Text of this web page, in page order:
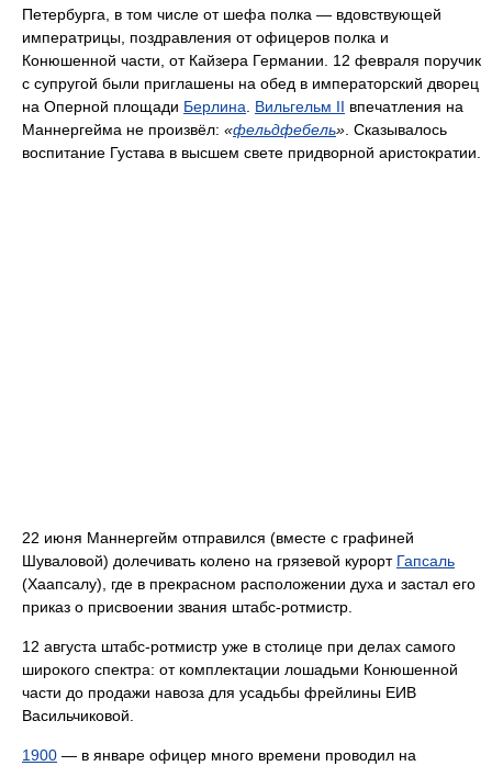
Петербурга, в том числе от шефа полка — вдовствующей
императрицы, поздравления от офицеров полка и
Конюшенной части, от Кайзера Германии. 12 февраля поручик
с супругой были приглашены на обед в императорский дворец
на Оперной площади Берлина Вильгельм II впечатления на
Маннергейма не произвёл: «фельдфебель» . Сказывалось
воспитание Густава в высшем свете придворной аристократии.
22 июня Маннергейм отправился (вместе с графиней
Шуваловой) долечивать колено на грязевой курорт Гапсаль
(Хаапсалу), где в прекрасном расположении духа и застал его
приказ о присвоении звания штабс-ротмистр.
12 августа штабс-ротмистр уже в столице при делах самого
широкого спектра: от комплектации лошадьми Конюшенной
части до продажи навоза для усадьбы фрейлины ЕИВ
Васильчиковой.
1900 — в январе офицер много времени проводил на